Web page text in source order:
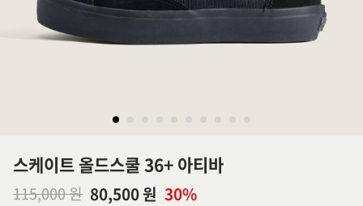
스케이트 올드스쿨 36+ 아티바
115,000 원 80,500 원 30%